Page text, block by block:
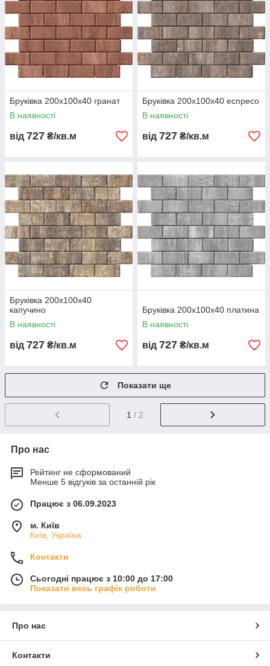
Бруківка 200х100х40 гранат
В наявності
від 727 ₴/кв.м
Бруківка 200х100х40 еспресо
В наявності
від 727 ₴/кв.м
Бруківка 200х100х40
капучино
В наявності
від 727 ₴/кв.м
Бруківка 200х100х40 платина
В наявності
від 727 ₴/кв.м
Показати ще
1 / 2
Про нас
Рейтинг не сформований
Менше 5 відгуків за останній рік
Працює з 06.09.2023
м. Київ
Київ, Україна
Контакти
Сьогодні працює з 10:00 до 17:00
Показати весь графік роботи
Про нас
Контакти